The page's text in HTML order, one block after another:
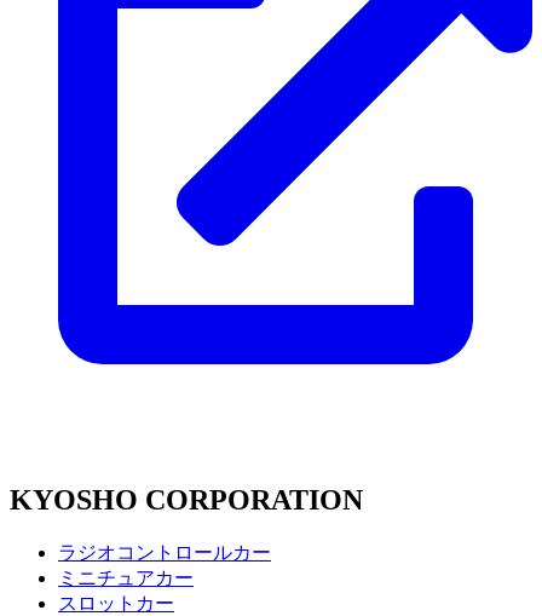
KYOSHO CORPORATION
ラジオコントロールカー
ミニチュアカー
スロットカー